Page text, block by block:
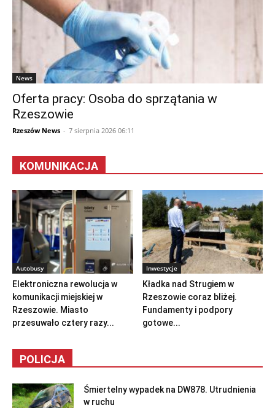
News
Oferta pracy: Osoba do sprzątania w
Rzeszowie
Rzeszów News - 7 sierpnia 2026 06:11
KOMUNIKACJA
Autobusy
Elektroniczna rewolucja w
komunikacji miejskiej w
Rzeszowie. Miasto
przesuwało cztery razy...
Inwestycje
Kładka nad Strugiem w
Rzeszowie coraz bliżej.
Fundamenty i podpory
gotowe...
POLICJA
Śmiertelny wypadek na DW878. Utrudnienia
w ruchu